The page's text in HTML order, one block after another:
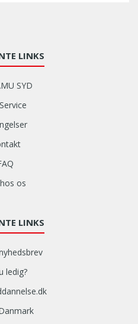
LINKS
SYD
os
LINKS
ledig?